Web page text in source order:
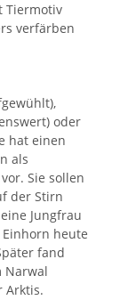
Tiermotiv
verfärben
oder
hat einen
als
Sie sollen
der Stirn
Jungfrau
heute
fand
Narwal
Arktis.